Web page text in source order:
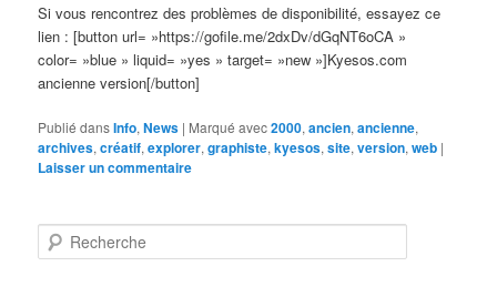
Si vous rencontrez des problèmes de disponibilité, essayez ce
lien : [button url= »https://gofile.me/2dxDv/dGqNT6oCA »
color= »blue » liquid= »yes » target= »new »]Kyesos.com
ancienne version[/button]
Publié dansInfo,News | Marqué avec2000,ancien,ancienne,
archives,créatif,explorer,graphiste,kyesos,site,version,web |
Laisser un commentaire
e